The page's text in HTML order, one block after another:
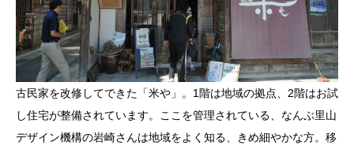
古民家を改修してできた「米や」。1階は地域の拠点、2階はお試
し住宅が整備されています。ここを管理されている、なんぶ里山
デザイン機構の岩崎さんは地域をよく知る、きめ細やかな方。移